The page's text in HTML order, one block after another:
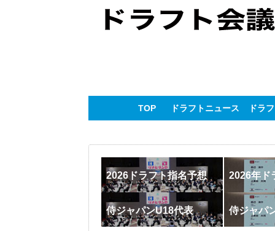
TOP ドラフトニュース ドラ
2026ドラフト指名予想 2026年ド
侍ジャパンU18代表 侍ジャパ